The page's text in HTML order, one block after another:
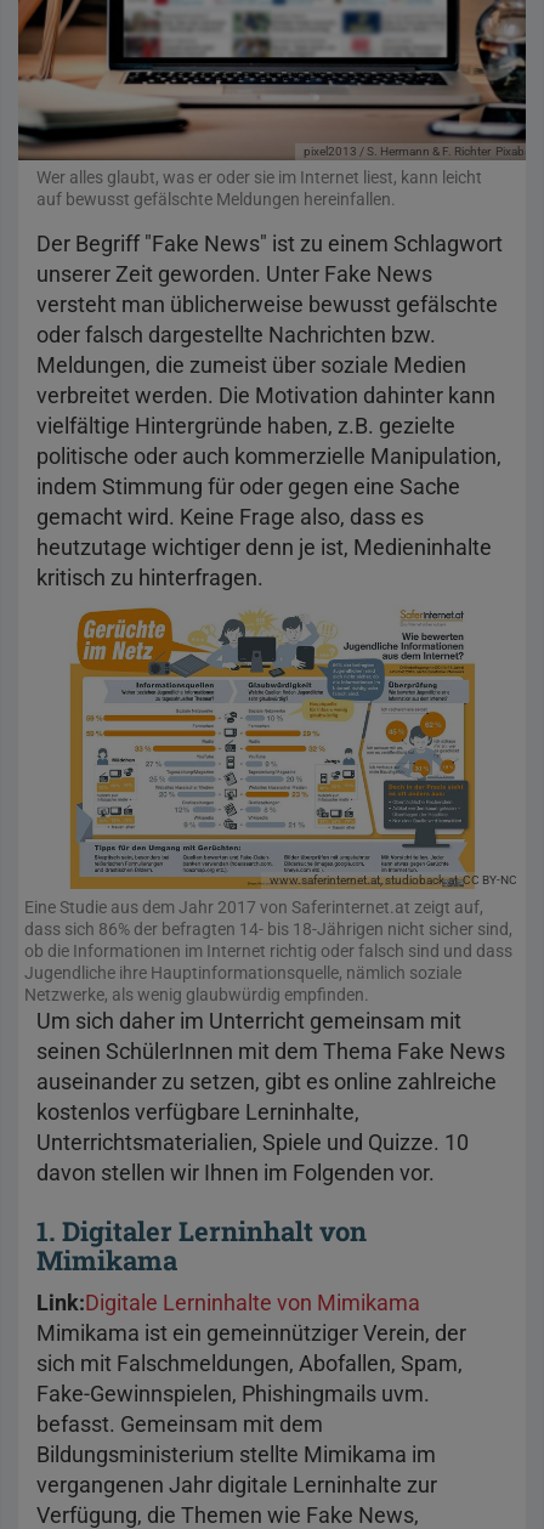
pixel2013 / S. Hermann & F. Richter Pixabay
Wer alles glaubt, was er oder sie im Internet liest, kann leicht
auf bewusst gefälschte Meldungen hereinfallen.
Der Begriff "Fake News" ist zu einem Schlagwort
unserer Zeit geworden. Unter Fake News
versteht man üblicherweise bewusst gefälschte
oder falsch dargestellte Nachrichten bzw.
Meldungen, die zumeist über soziale Medien
verbreitet werden. Die Motivation dahinter kann
vielfältige Hintergründe haben, z.B. gezielte
politische oder auch kommerzielle Manipulation,
indem Stimmung für oder gegen eine Sache
gemacht wird. Keine Frage also, dass es
heutzutage wichtiger denn je ist, Medieninhalte
kritisch zu hinterfragen.
www.saferinternet.at, studioback.at CC BY-NC
Eine Studie aus dem Jahr 2017 von Saferinternet.at zeigt auf,
dass sich 86% der befragten 14- bis 18-Jährigen nicht sicher sind,
ob die Informationen im Internet richtig oder falsch sind und dass
Jugendliche ihre Hauptinformationsquelle, nämlich soziale
Netzwerke, als wenig glaubwürdig empfinden.
Um sich daher im Unterricht gemeinsam mit
seinen SchülerInnen mit dem Thema Fake News
auseinander zu setzen, gibt es online zahlreiche
kostenlos verfügbare Lerninhalte,
Unterrichtsmaterialien, Spiele und Quizze. 10
davon stellen wir Ihnen im Folgenden vor.
1. Digitaler Lerninhalt von
Mimikama
Link:Digitale Lerninhalte von Mimikama
Mimikama ist ein gemeinnütziger Verein, der
sich mit Falschmeldungen, Abofallen, Spam,
Fake-Gewinnspielen, Phishingmails uvm.
befasst. Gemeinsam mit dem
Bildungsministerium stellte Mimikama im
vergangenen Jahr digitale Lerninhalte zur
Verfügung, die Themen wie Fake News,